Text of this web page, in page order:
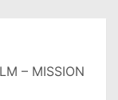
– MISSION